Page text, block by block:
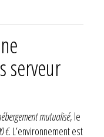
serveur
mutualisé, le
€. L’environnement est